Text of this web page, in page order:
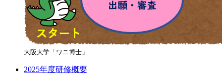
大阪大学「ワニ博士」
2025年度研修概要